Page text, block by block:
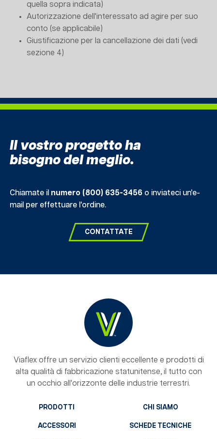
quella sopra indicata)
Autorizzazione dell'interessato ad agire per suo
conto (se applicabile)
Giustificazione per la cancellazione dei dati (vedi
sezione 4)
Il vostro progetto ha
bisogno del meglio.
Chiamate il numero (800) 635-3456 o inviateci un'e-
mail per effettuare l'ordine.
CONTATTATE
Viaflex offre un servizio clienti eccellente e prodotti di
alta qualità di fabbricazione statunitense, il tutto con
un occhio all'orizzonte delle industrie terrestri.
PRODOTTI
ACCESSORI
CHI SIAMO
SCHEDE TECNICHE